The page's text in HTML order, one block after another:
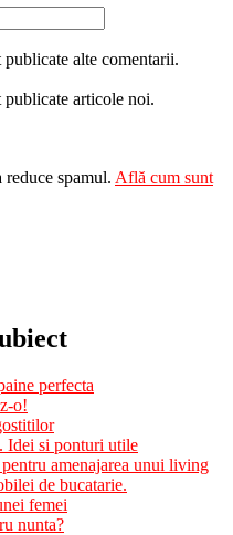
alte comentarii.
articole noi.
spamul. Află cum sunt
perfecta
o!
Idei si ponturi utile
amenajarea unui living
de bucatarie.
femei
nunta?